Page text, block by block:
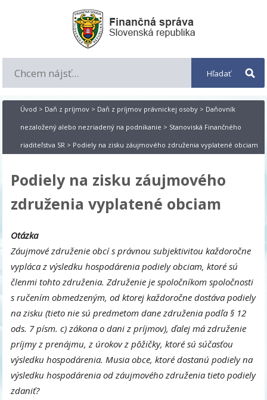
Úvod > Daň z príjmov > Daň z príjmov právnickej osoby > Daňovník
nezaložený alebo nezriadený na podnikanie > Stanoviská Finančného
riaditeľstva SR > Podiely na zisku záujmového združenia vyplatené obciam
Podiely na zisku záujmového
združenia vyplatené obciam
Otázka
Záujmové združenie obcí s právnou subjektivitou každoročne
vypláca z výsledku hospodárenia podiely obciam, ktoré sú
členmi tohto združenia. Združenie je spoločníkom spoločnosti
s ručením obmedzeným, od ktorej každoročne dostáva podiely
na zisku (tieto nie sú predmetom dane združenia podľa § 12
ods. 7 písm. c) zákona o dani z príjmov), ďalej má združenie
príjmy z prenájmu, z úrokov z pôžičky, ktoré sú súčasťou
výsledku hospodárenia. Musia obce, ktoré dostanú podiely na
výsledku hospodárenia od záujmového združenia tieto podiely
zdaniť?